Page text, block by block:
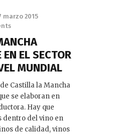
marzo 2015
EL SECTOR
MUNDIAL
Castilla la Mancha
se elaboran en
Hay que
dentro del vino en
de calidad, vinos